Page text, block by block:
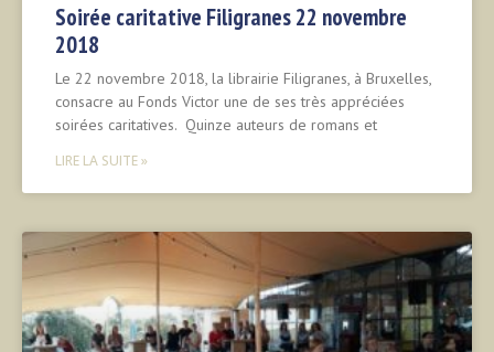
Soirée caritative Filigranes 22 novembre
2018
Le 22 novembre 2018, la librairie Filigranes, à Bruxelles,
consacre au Fonds Victor une de ses très appréciées
soirées caritatives. Quinze auteurs de romans et
LIRE LA SUITE »